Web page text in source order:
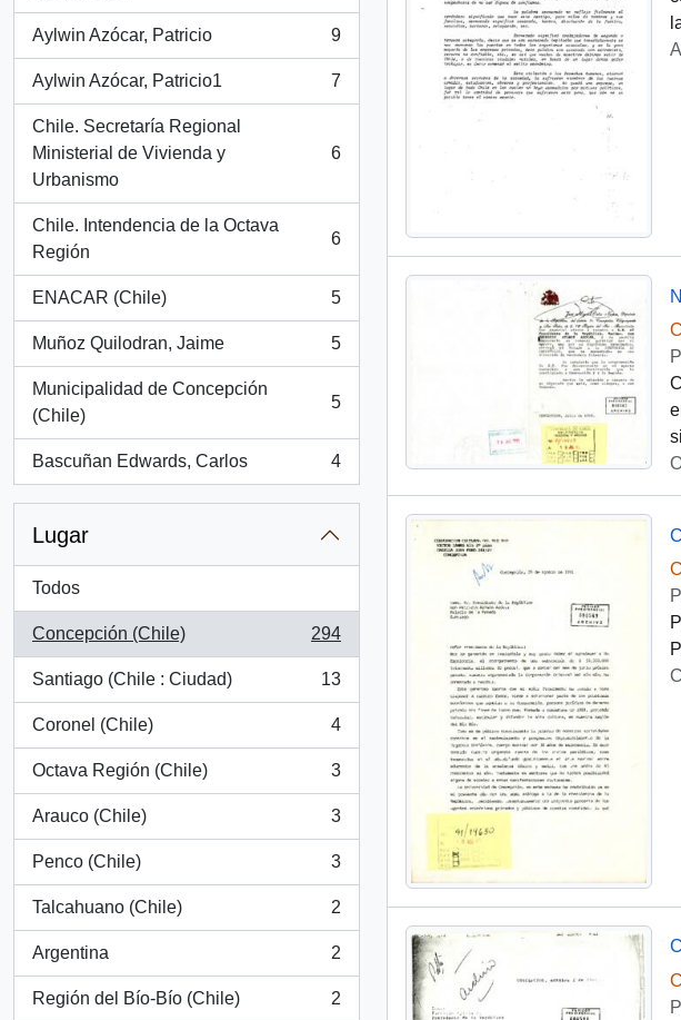
Aylwin Azócar, Patricio
, 9 resultados
9
Aylwin Azócar, Patricio1
, 7 resultados
7
Chile. Secretaría Regional
Ministerial de Vivienda y
Urbanismo
, 6 resultados
6
Chile. Intendencia de la Octava
Región
, 6 resultados
6
ENACAR (Chile)
, 5 resultados
5
Muñoz Quilodran, Jaime
, 5 resultados
5
Municipalidad de Concepción
(Chile)
, 5 resultados
5
Bascuñan Edwards, Carlos
, 4 resultados
4
Lugar
Todos
Concepción (Chile)
, 294 resultados
294
Santiago (Chile : Ciudad)
, 13 resultados
13
Coronel (Chile)
, 4 resultados
4
Octava Región (Chile)
, 3 resultados
3
Arauco (Chile)
, 3 resultados
3
Penco (Chile)
, 3 resultados
3
Talcahuano (Chile)
, 2 resultados
2
Argentina
, 2 resultados
2
Región del Bío-Bío (Chile)
, 2 resultados
2